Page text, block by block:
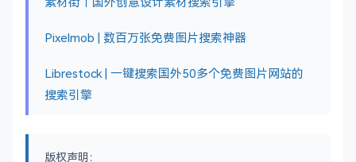
Pixelmob | 数百万张免费图片搜索神器
Librestock | 一键搜索国外50多个免费图片网站的
搜索引擎
版权声明：